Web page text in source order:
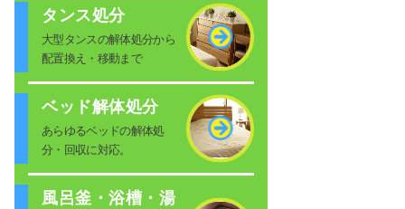
タンス処分
大型タンスの解体処分から
配置換え・移動まで
ベッド解体処分
あらゆるベッドの解体処
分・回収に対応。
風呂釜・浴槽・湯